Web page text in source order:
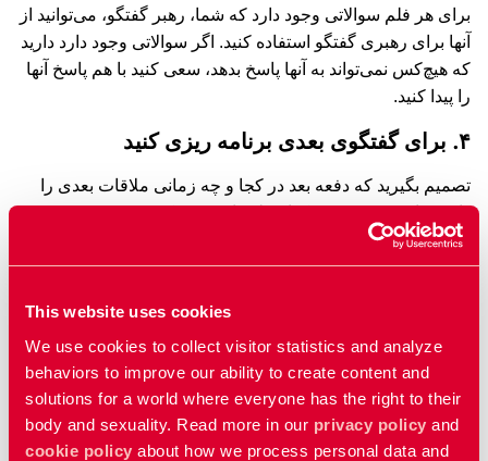
This website uses cookies
We use cookies to collect visitor statistics and analyze
behaviors to improve our ability to create content and
solutions for a world where everyone has the right to their
body and sexuality. Read more in our privacy policy and
cookie policy about how we process personal data and
برای هر فلم سوالاتی وجود دارد که شما، رهبر گفتگو، می‌‌توانید از
آنها برای رهبری گفتگو استفاده کنید. اگر سوالاتی وجود دارد دارید
که هیچ‌‌کس نمی‌تواند به آنها پاسخ بدهد، سعی کنید با هم پاسخ آنها
را پیدا کنید.
۴. برای گفتگوی بعدی برنامه ریزی کنید
تصمیم بگیرید که دفعه بعد در کجا و چه زمانی ملاقات بعدی را
این‌که آیا کاری وجود دارد که می‌توانید انجام دهید تا جلسه بعدی
بهتر و ایمن‌تر شود، صحبت کنید.
بیشتر بدانید
فيلم‌ها
واژه‌نامه